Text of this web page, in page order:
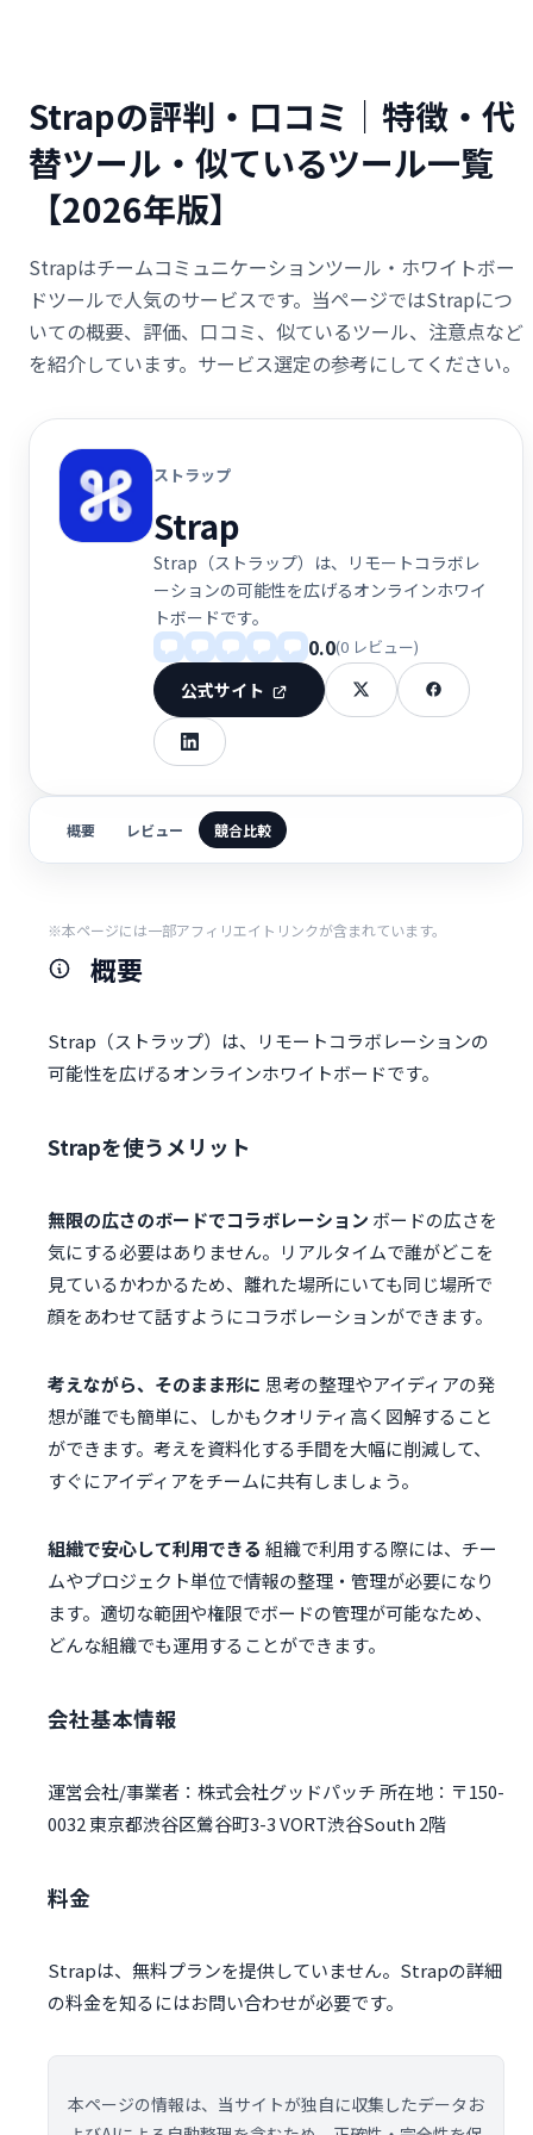
Strapの評判・口コミ｜特徴・代
替ツール・似ているツール一覧
【2026年版】
Strapはチームコミュニケーションツール・ホワイトボー
ドツールで人気のサービスです。当ページではStrapにつ
いての概要、評価、口コミ、似ているツール、注意点など
を紹介しています。サービス選定の参考にしてください。
ストラップ
Strap
Strap（ストラップ）は、リモートコラボレ
ーションの可能性を広げるオンラインホワイ
トボードです。
0.0(0 レビュー)
公式サイト
概要 レビュー 競合比較
※本ページには一部アフィリエイトリンクが含まれています。
概要
Strap（ストラップ）は、リモートコラボレーションの
可能性を広げるオンラインホワイトボードです。
Strapを使うメリット
無限の広さのボードでコラボレーション ボードの広さを
気にする必要はありません。リアルタイムで誰がどこを
見ているかわかるため、離れた場所にいても同じ場所で
顔をあわせて話すようにコラボレーションができます。
考えながら、そのまま形に 思考の整理やアイディアの発
想が誰でも簡単に、しかもクオリティ高く図解すること
ができます。考えを資料化する手間を大幅に削減して、
すぐにアイディアをチームに共有しましょう。
組織で安心して利用できる 組織で利用する際には、チー
ムやプロジェクト単位で情報の整理・管理が必要になり
ます。適切な範囲や権限でボードの管理が可能なため、
どんな組織でも運用することができます。
会社基本情報
運営会社/事業者：株式会社グッドパッチ 所在地：〒150-
0032 東京都渋谷区鶯谷町3-3 VORT渋谷South 2階
料金
Strapは、無料プランを提供していません。Strapの詳細
の料金を知るにはお問い合わせが必要です。
本ページの情報は、当サイトが独自に収集したデータお